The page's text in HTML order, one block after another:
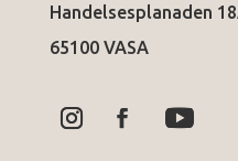
Handelsesplanaden
65100 VASA